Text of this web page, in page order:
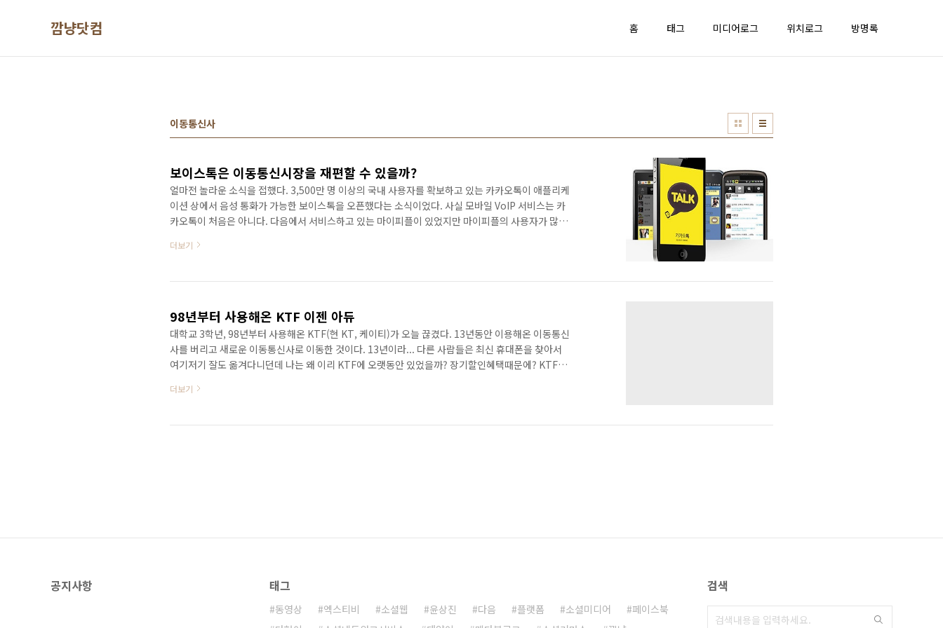
깜냥닷컴 홈 태그 미디어로그 위치로그 방명록
이동통신사
보이스톡은 이동통신시장을 재편할 수 있을까?
얼마전 놀라운 소식을 접했다. 3,500만 명 이상의 국내 사용자를 확보하고 있는 카카오톡이 애플리케
이션 상에서 음성 통화가 가능한 보이스톡을 오픈했다는 소식이었다. 사실 모바일 VoIP 서비스는 카
카오톡이 처음은 아니다. 다음에서 서비스하고 있는 마이피플이 있었지만 마이피플의 사용자가 많치
사용할 수 있도록 허용했기 때문일 수도 있지만 카카오톡과 같은 무게감은 분명 아닐 것이다. 3,500
데.. 이들이 보이스톡으로 음성 통화를 하기 시작하면 이동통신사는 어떻게 될까? 분명 보이스톡은 이
더보기
98년부터 사용해온 KTF 이젠 아듀
대학교 3학년, 98년부터 사용해온 KTF(현 KT, 케이티)가 오늘 끊겼다. 13년동안 이용해온 이동통신
사를 버리고 새로운 이동통신사로 이동한 것이다. 13년이라... 다른 사람들은 최신 휴대폰을 찾아서
여기저기 잘도 옮겨다니던데 나는 왜 이리 KTF에 오랫동안 있었을까? 장기할인혜택때문에? KTF가
비교해보고 따져보기 귀찮아서 그냥 한 이동통신사에 오래있게 된 것이다. 그러다보니 장기할인혜택
때문에 옮긴 것이다. 폰은 내일 택배로 받게 된다. 요즘은 이동통신사 정책상 개통을 해서 오기 때문에
더보기
공지사항 태그
동영상 엑스티비 소셜웹 윤상진 다음 플랫폼 소셜미디어
페이스북
검색